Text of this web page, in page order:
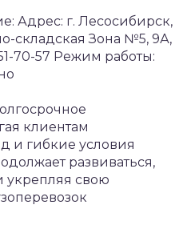
Адрес: г. Лесосибирск,
складская Зона №5, 9А,
70-57 Режим работы:
клиентам
и гибкие условия
развиваться,
укрепляя свою